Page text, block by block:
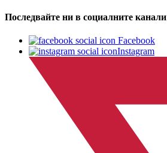
Последвайте ни в социалните канали
Facebook
Instagram